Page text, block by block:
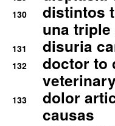
130
distintos
una
131 disuria
132
doctor to
133
dolor
causas